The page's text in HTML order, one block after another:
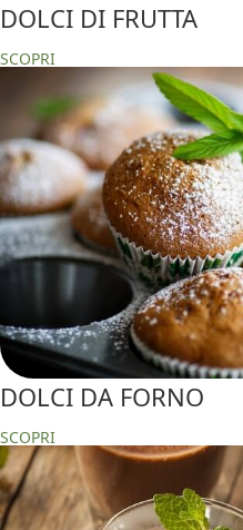
DOLCI DI FRUTTA
SCOPRI
DOLCI DA FORNO
SCOPRI